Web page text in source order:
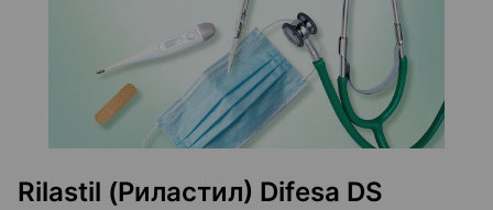
Rilastil (Риластил) Difesa DS